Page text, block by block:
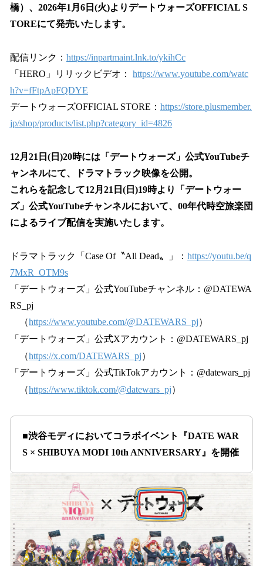
橋）、2026年1月6日(火)よりデートウォーズOFFICIAL S
TOREにて発売いたします。
配信リンク： https://inpartmaint.lnk.to/ykihCc
「HERO」リリックビデオ： https://www.youtube.com/watc
h?v=fFtpApFQDYE
デートウォーズOFFICIAL STORE： https://store.plusmember.
jp/shop/products/list.php?category_id=4826
12月21日(日)20時には「デートウォーズ」公式YouTubeチ
ャンネルにて、ドラマトラック映像を公開。
これらを記念して12月21日(日)19時より「デートウォー
ズ」公式YouTubeチャンネルにおいて、00年代時空旅楽団
によるライブ配信を実施いたします。
ドラマトラック「Case Of〝All Dead〟」： https://youtu.be/q
7MxR_OTM9s
「デートウォーズ」公式YouTubeチャンネル：@DATEWA
RS_pj
（https://www.youtube.com/@DATEWARS_pj）
「デートウォーズ」公式Xアカウント：@DATEWARS_pj
（https://x.com/DATEWARS_pj）
「デートウォーズ」公式TikTokアカウント：@datewars_pj
（https://www.tiktok.com/@datewars_pj）
■渋谷モディにおいてコラボイベント『DATE WAR
S × SHIBUYA MODI 10th ANNIVERSARY』を開催